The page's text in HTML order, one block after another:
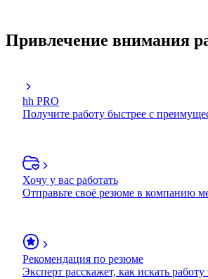
Привлечение внимания
hh PRO
Получите работу быстрее с
Хочу у вас работать
Отправьте своё резюме в компанию
Рекомендация по резюме
Эксперт расскажет, как искать